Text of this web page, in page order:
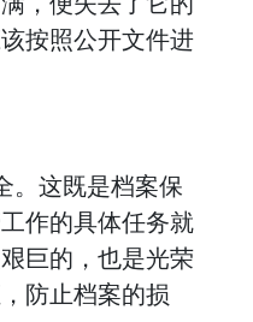
按照公开文件进
。这既是档案保
作的具体任务就
巨的，也是光荣
防止档案的损